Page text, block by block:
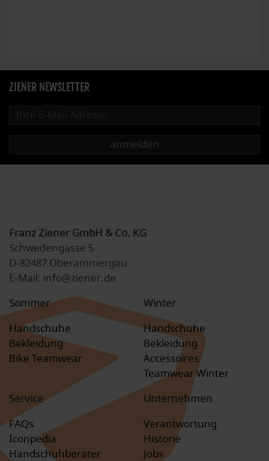
ZIENER NEWSLETTER
anmelden
Franz Ziener GmbH & Co. KG
Schwedengasse 5
D-82487 Oberammergau
E-Mail: info@ziener.de
Sommer
Handschuhe
Bekleidung
Bike Teamwear
Winter
Handschuhe
Bekleidung
Accessoires
Teamwear Winter
Service
FAQs
Iconpedia
Handschuhberater
Unternehmen
Verantwortung
Historie
Jobs